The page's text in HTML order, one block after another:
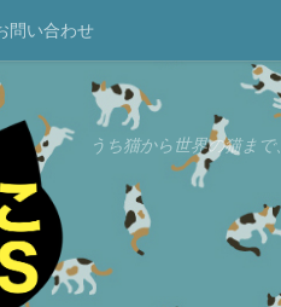
問い合わせ
うち猫から世界の猫ま